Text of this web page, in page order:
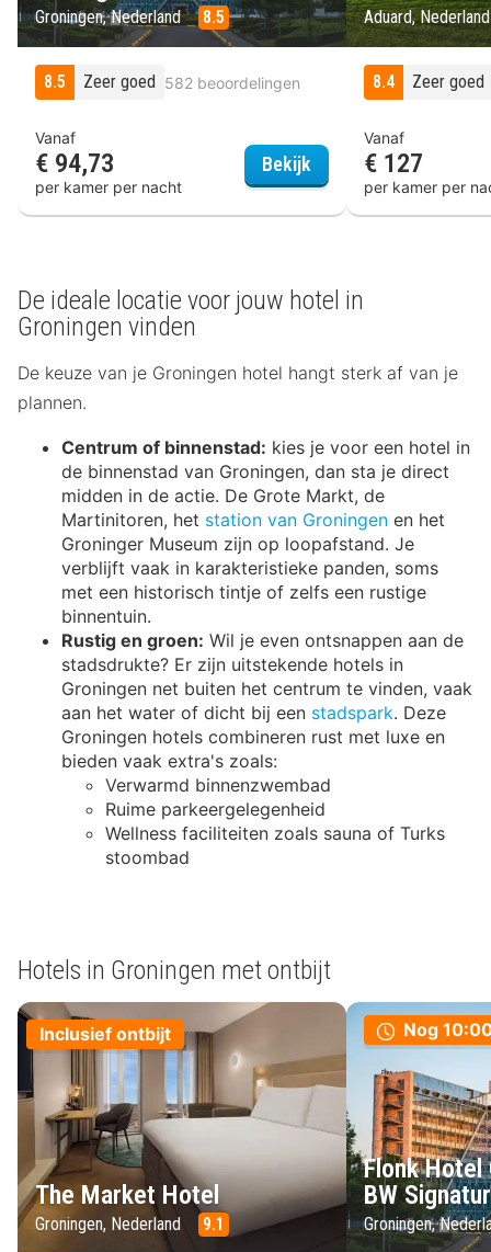
Groningen, Nederland 8.5
8.5 Zeer goed 582 beoordelingen
Vanaf
€ 94,73
per kamer per nacht
Bekijk Flonk Hotel
Aduard,
8.4 Zeer goed
Vanaf
€ 127
per kamer per
De ideale locatie voor jouw hotel in
Groningen vinden
De keuze van je Groningen hotel hangt sterk af van je
plannen.
Centrum of binnenstad: kies je voor een hotel in
de binnenstad van Groningen, dan sta je direct
midden in de actie. De Grote Markt, de
Martinitoren, het station van Groningen en het
Groninger Museum zijn op loopafstand. Je
verblijft vaak in karakteristieke panden, soms
met een historisch tintje of zelfs een rustige
binnentuin.
Rustig en groen: Wil je even ontsnappen aan de
stadsdrukte? Er zijn uitstekende hotels in
Groningen net buiten het centrum te vinden, vaak
aan het water of dicht bij een stadspark. Deze
Groningen hotels combineren rust met luxe en
bieden vaak extra's zoals:
Verwarmd binnenzwembad
Ruime parkeergelegenheid
Wellness faciliteiten zoals sauna of Turks
stoombad
Hotels in Groningen met ontbijt
Inclusief ontbijt
The Market Hotel
Groningen, Nederland 9.1
Nog
Flonk Hotel
BW
Groningen,